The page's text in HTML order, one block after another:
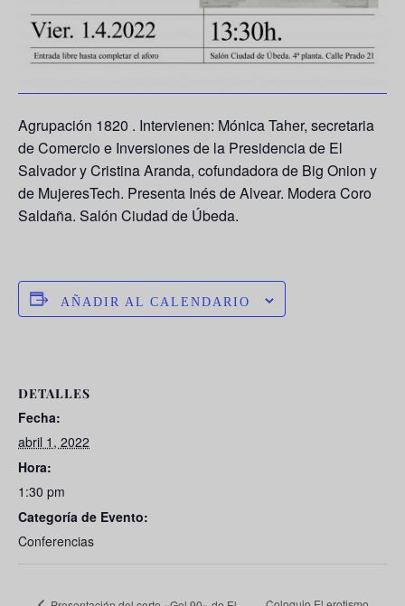
Agrupación 1820 . Intervienen: Mónica Taher, secretaria
de Comercio e Inversiones de la Presidencia de El
Salvador y Cristina Aranda, cofundadora de Big Onion y
de MujeresTech. Presenta Inés de Alvear. Modera Coro
Saldaña. Salón Ciudad de Úbeda.
AÑADIR AL CALENDARIO
DETALLES
Fecha:
abril 1, 2022
Hora:
1:30 pm
Categoría de Evento:
Conferencias